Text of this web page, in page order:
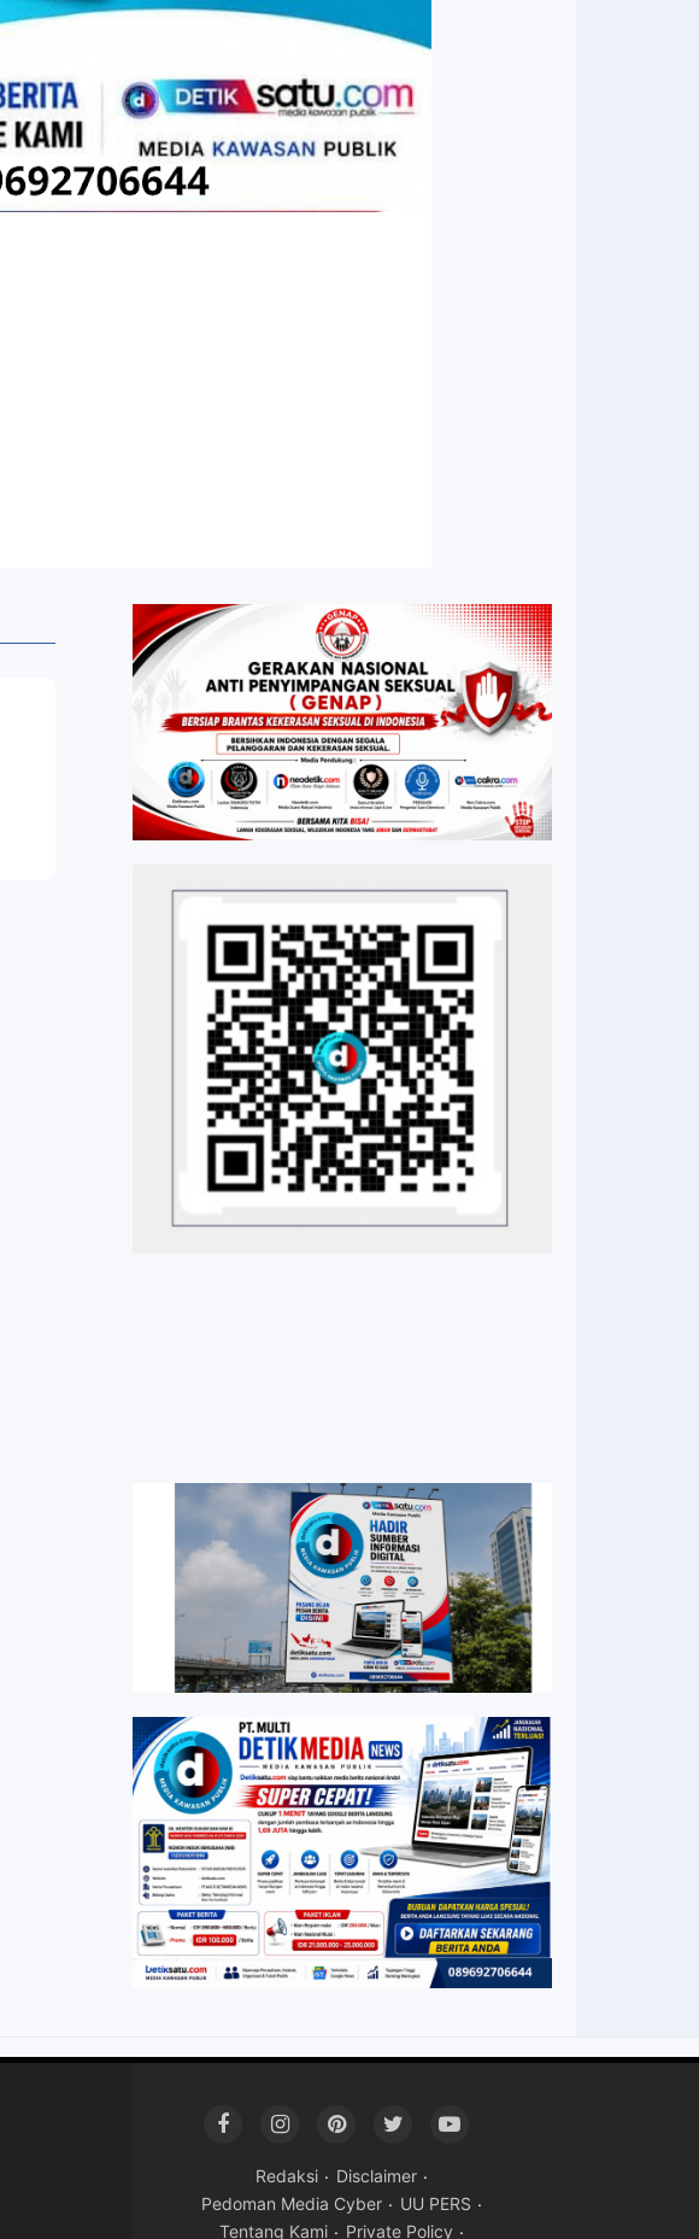
Redaksi
Disclaimer
Pedoman Media Cyber
UU PERS
Tentang Kami
Private Policy